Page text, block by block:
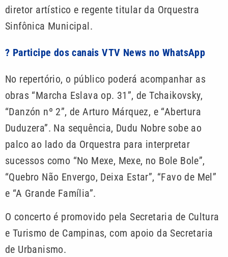
diretor artístico e regente titular da Orquestra
Sinfônica Municipal.
? Participe dos canais VTV News no WhatsApp
No repertório, o público poderá acompanhar as
obras “Marcha Eslava op. 31”, de Tchaikovsky,
“Danzón nº 2”, de Arturo Márquez, e “Abertura
Duduzera”. Na sequência, Dudu Nobre sobe ao
palco ao lado da Orquestra para interpretar
sucessos como “No Mexe, Mexe, no Bole Bole”,
“Quebro Não Envergo, Deixa Estar”, “Favo de Mel”
e “A Grande Família”.
O concerto é promovido pela Secretaria de Cultura
e Turismo de Campinas, com apoio da Secretaria
de Urbanismo.